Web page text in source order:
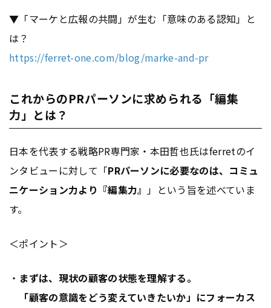
▼「マーケと広報の共闘」が生む「意味のある認知」と
は？
https://ferret-one.com/blog/marke-and-pr
これからのPRパーソンに求められる「編集
力」とは？
日本を代表する戦略PR専門家・本田哲也氏はferretのイ
ンタビューに対して「PRパーソンに必要なのは、コミュ
ニケーション力より『編集力』 」という旨を述べていま
す。
＜ポイント＞
・ まずは、現状の顧客の状態を理解する。
「顧客の意識をどう変えていきたいか」にフォーカス